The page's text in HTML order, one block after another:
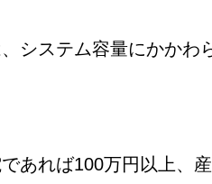
システム容量にかかわ
あれば100万円以上、